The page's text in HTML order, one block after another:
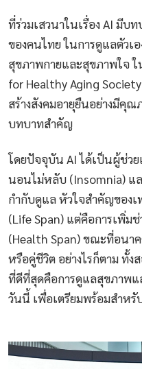
ที่ร่วมเสวนาในเรื่อง AI มีบ
ของคนไทย ในการดูแลตัวเ
สุขภาพกายและสุขภาพใจ
for Healthy Aging
สร้างสังคมอายุยืนอย่างมีคุ
บทบาทสำคัญ
โดยปัจจุบัน AI ได้เป็นผู้ช่ว
นอนไม่หลับ (Insomnia) แ
กำกับดูแล หัวใจสำคัญของเ
(Life Span) แต่คือการเพิ่ม
(Health Span) ขณะที่อนา
หรือคู่ชีวิต อย่างไรก็ตาม ทั้ง
ที่ดีที่สุดคือการดูแลสุขภาพแ
วันนี้ เพื่อเตรียมพร้อมสำหรั